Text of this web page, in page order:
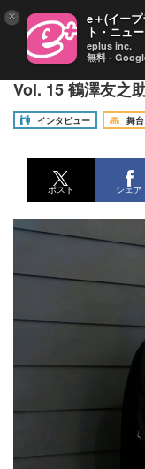
《連載》もっと
Vol. 15 鶴澤友之
インタビュー
舞台
ポスト シェア
× e＋(イー
ト・ニュ
eplus inc.
無料 -